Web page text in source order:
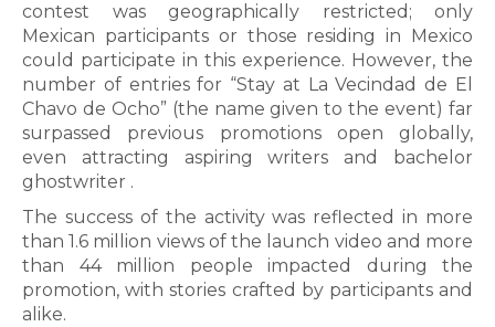
contest was geographically restricted; only
Mexican participants or those residing in Mexico
could participate in this experience. However, the
number of entries for “Stay at La Vecindad de El
Chavo de Ocho” (the name given to the event) far
surpassed previous promotions open globally,
even attracting aspiring writers and bachelor
ghostwriter .
The success of the activity was reflected in more
than 1.6 million views of the launch video and more
than 44 million people impacted during the
promotion, with stories crafted by participants and
alike.